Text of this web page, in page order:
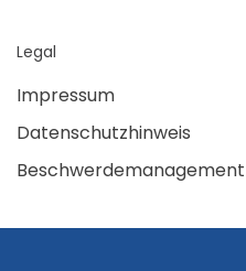
Legal
Impressum
Datenschutzhinweis
Beschwerdemanagement